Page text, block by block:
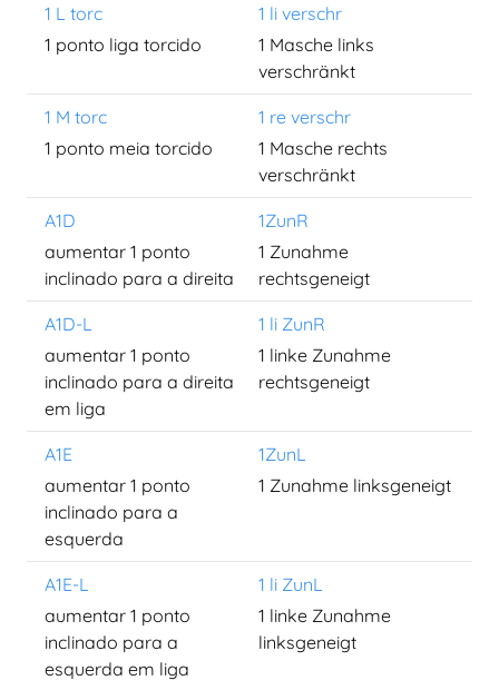
1 L torc
1 li verschr
1 ponto liga torcido
1 Masche links
verschränkt
1 M torc
1 re verschr
1 ponto meia torcido
1 Masche rechts
verschränkt
A1D
1ZunR
aumentar 1 ponto
inclinado para a direita
1 Zunahme
rechtsgeneigt
A1D-L
1 li ZunR
aumentar 1 ponto
inclinado para a direita
em liga
1 linke Zunahme
rechtsgeneigt
A1E
1ZunL
aumentar 1 ponto
inclinado para a
esquerda
1 Zunahme linksgeneigt
A1E-L
1 li ZunL
aumentar 1 ponto
inclinado para a
esquerda em liga
1 linke Zunahme
linksgeneigt